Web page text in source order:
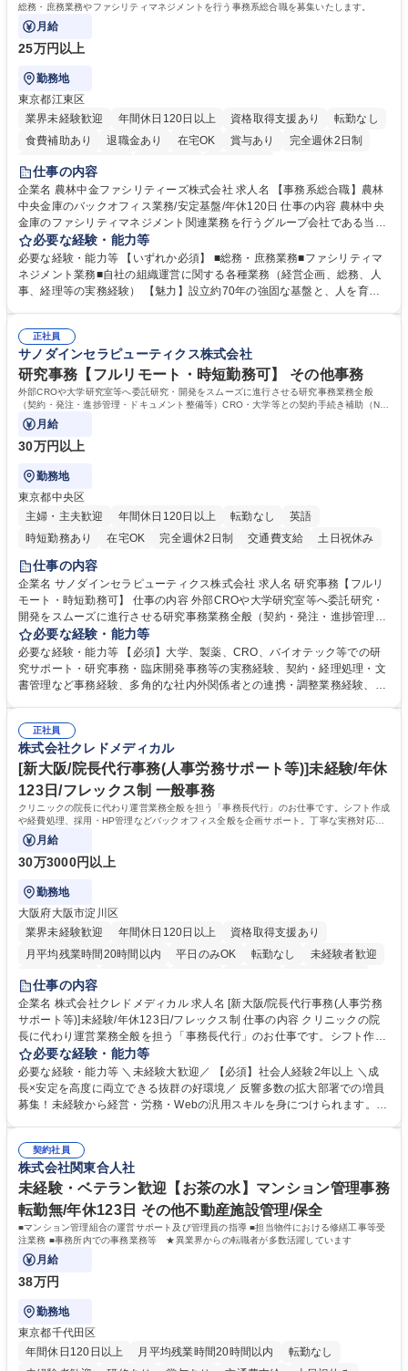
総務・庶務業務やファシリティマネジメントを行う事務系総合職を募集いたします。
月給
25万円以上
勤務地
東京都江東区
業界未経験歓迎
年間休日120日以上 資格取得支援あり
転勤なし
食費補助あり
退職金あり 在宅OK 賞与あり
完全週休2日制
インセンティブあり
仕事の内容
企業名 農林中金ファシリティーズ株式会社 求人名 【事務系総合職】農林
中央金庫のバックオフィス業務/安定基盤/年休120日 仕事の内容 農林中央
金庫のファシリティマネジメント関連業務を行うグループ会社である当社
にて、総務・庶務業務やファシリティマネジメントを行う事務系総合職を
募集いたします。 ■総務・庶務業務：外部委託先（外注先）や契約書の管
理、総務部門での管理業務、会計管理や決算業務、印刷物等の制作管理等
※親会社である農林中央金庫から受託した総務庶務業務 ■ファシリティマ
関する各種業務（経営企画、総務、人事、経理等） 募集職種 【事務系総
合職】農林中央金庫のバックオフィス業務/安定基盤/年休120日
必要な経験・能力等
必要な経験・能力等 【いずれか必須】 ■総務・庶務業務■ファシリティマ
ネジメント業務■自社の組織運営に関する各種業務（経営企画、総務、人
事、経理等の実務経験） 【魅力】設立約70年の強固な基盤と、人を育て
す。 また、業務がしっかりと基準化されており、中途入社でも質問しやす
く馴染みやすい和やかな社風です。さらに、簿記やファシリティマネジャ
ーなどの資格取得に向けた費用負担や報奨金制度が非常に手厚く、成長で
きる環境です。 学歴・資格 学歴：大学院 大学 高専 短大 語学力： 資格：
日商簿記検定2級
正社員
サノダインセラピューティクス株式会社
研究事務【フルリモート・時短勤務可】 その他事務
外部CROや大学研究室等へ委託研究・開発をスムーズに進行させる研究事務業務全般
（契約・発注・進捗管理・ドキュメント整備等）CRO・大学等との契約手続き補助（ND
A・委託・共同研究契約等の進行・記録管理）
月給
30万円以上
勤務地
東京都中央区
主婦・主夫歓迎
年間休日120日以上 転勤なし
英語
時短勤務あり
在宅OK 完全週休2日制 交通費支給 土日祝休み
仕事の内容
企業名 サノダインセラピューティクス株式会社 求人名 研究事務【フルリ
モート・時短勤務可】 仕事の内容 外部CROや大学研究室等へ委託研究・
開発をスムーズに進行させる研究事務業務全般（契約・発注・進捗管理・
ドキュメント整備等）CRO・大学等との契約手続き補助（NDA・委託・
共同研究契約等の進行・記録管理） ■見積取得、発注、検収、請求処理等
の事務手続き ■委託先との定例会議の調整・アジェンダ準備・議事録作成
■研究報告書、試験関連資料、SOP等の整備・版管理・保管 ■研究開発の
他研究開発に関わる総務・庶務 募集職種 研究事務【フルリモート・時短
勤務可】
必要な経験・能力等
必要な経験・能力等 【必須】大学、製薬、CRO、バイオテック等での研
究サポート・研究事務・臨床開発事務等の実務経験、契約・経理処理・文
書管理など事務経験、多角的な社内外関係者との連携・調整業務経験、基
ル対応力 【働き方について】フルリモートやハイブリッド勤務、時短勤務
など個々のライフスタイルに応じた柔軟な働き方が可能です。育児や介護
との両立も応援します。 学歴・資格 学歴：大学院 大学 語学力： 資格：
正社員
株式会社クレドメディカル
[新大阪/院長代行事務(人事労務サポート等)]未経験/年休
123日/フレックス制 一般事務
クリニックの院長に代わり運営業務全般を担う「事務長代行」のお仕事です。シフト作成
や経費処理、採用・HP管理などバックオフィス全般を企画サポート。丁寧な実務対応で
現場を支え、専門スキルを構築できます。
月給
30万3000円以上
勤務地
大阪府大阪市淀川区
業界未経験歓迎
年間休日120日以上
資格取得支援あり
月平均残業時間20時間以内
平日のみOK 転勤なし
未経験者歓迎
住宅手当あり
交通費支給
駅近5分以内 土日祝休み 昼食補助あり
仕事の内容
企業名 株式会社クレドメディカル 求人名 [新大阪/院長代行事務(人事労務
サポート等)]未経験/年休123日/フレックス制 仕事の内容 クリニックの院
長に代わり運営業務全般を担う「事務長代行」のお仕事です。シフト作成
や経費処理、採用・HP管理などバックオフィス全般を企画サポート。丁
寧な実務対応で現場を支え、専門スキルを構築できます。 当社の開業医支
援のコンサルタントと連携し、開業後クリニックのバックオフィス全般を
担当します。 ＼具体的には／ ■スタッフのシフト作成、日々の経費処理 ■
です。基本は社内勤務でクリニック訪問はほとんどありません。 募集職種
[新大阪/院長代行事務(人事労務サポート等)]未経験/年休123日/フレックス
制
必要な経験・能力等
必要な経験・能力等 ＼未経験大歓迎／ 【必須】社会人経験2年以上 ＼成
長×安定を高度に両立できる抜群の好環境／ 反響多数の拡大部署での増員
募集！未経験から経営・労務・Webの汎用スキルを身につけられます。初
すさも抜群。転勤なしの新大阪本社勤務で、安定した事業基盤のもと腰を
据えて長期的キャリアを構築できます。 学歴・資格 学歴：大学院 大学 語
学力： 資格：
契約社員
株式会社関東合人社
未経験・ベテラン歓迎【お茶の水】マンション管理事務
転勤無/年休123日 その他不動産施設管理/保全
■マンション管理組合の運営サポート及び管理員の指導 ■担当物件における修繕工事等受
注業務 ■事務所内での事務業務等 ★異業界からの転職者が多数活躍しています
月給
38万円
勤務地
東京都千代田区
年間休日120日以上
月平均残業時間20時間以内
転勤なし